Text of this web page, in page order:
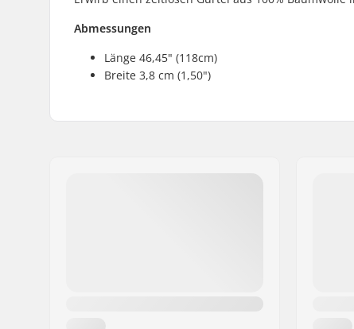
Abmessungen
Länge 46,45" (118cm)
Breite 3,8 cm (1,50")